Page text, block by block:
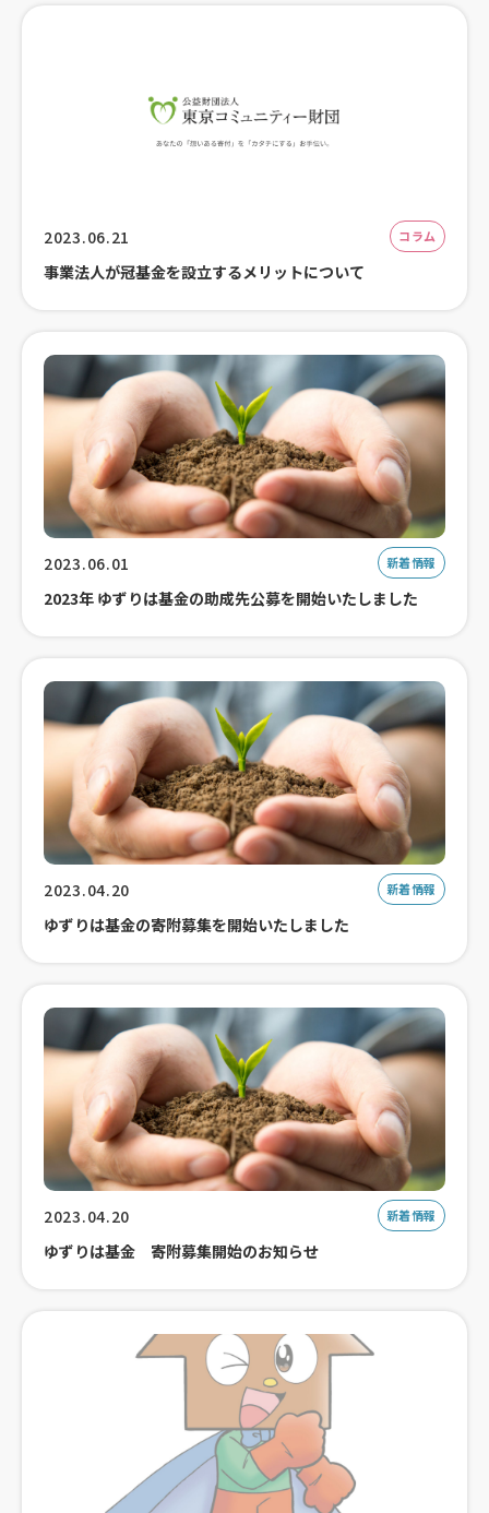
2023.06.21 コラム
事業法人が冠基金を設立するメリットについて
2023.06.01 新着情報
2023年 ゆずりは基金の助成先公募を開始いたしました
2023.04.20 新着情報
ゆずりは基金の寄附募集を開始いたしました
2023.04.20 新着情報
ゆずりは基金 寄附募集開始のお知らせ